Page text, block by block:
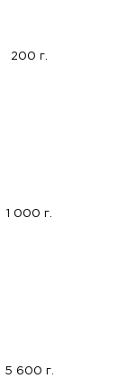
200 г.
1 000 г.
5 600 г.